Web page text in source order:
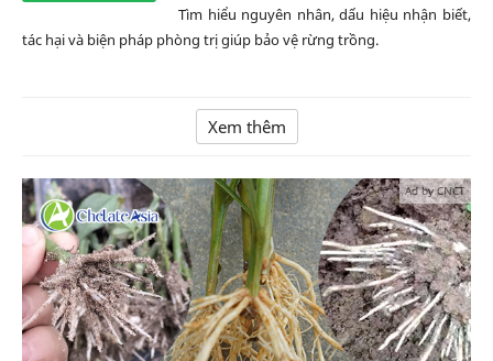
Tìm hiểu nguyên nhân, dấu hiệu nhận biết,
tác hại và biện pháp phòng trị giúp bảo vệ rừng trồng.
Xem thêm
Ad by CNCT